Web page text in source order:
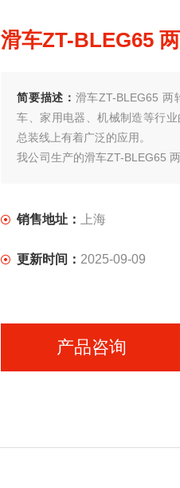
滑车ZT-BLEG65
简要描述： 滑车ZT-BLEG65 两
车、家用电器、机械制造等行
总装线上有着广泛的应用。
我公司生产的滑车ZT-BLEG65
销售地址： 上海
更新时间： 2025-09-09
产品咨询